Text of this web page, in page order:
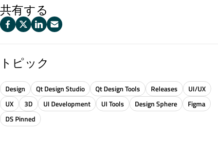
共有する
トピック
Design Qt Design Studio Qt Design Tools Releases
UI/UX
UX
3D UI Development UI Tools Design Sphere
Figma
DS Pinned